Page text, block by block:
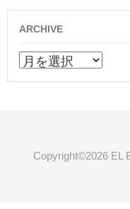
ARCHIVE
ARCHIVE
Copyright©2026 EL